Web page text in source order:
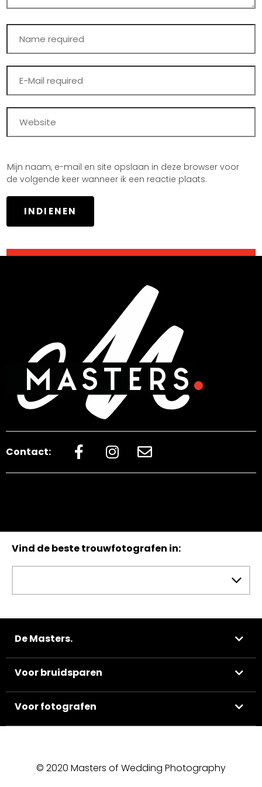
Mijn naam, e-mail en site opslaan in deze browser voor
de volgende keer wanneer ik een reactie plaats.
Contact:
Vind de beste trouwfotografen in:
De Masters.
Voor bruidsparen
Voor fotografen
© 2020 Masters of Wedding Photography